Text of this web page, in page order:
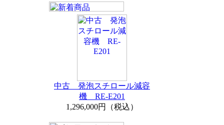
中古 発泡スチロール減容
機 RE-E201
1,296,000円（税込）